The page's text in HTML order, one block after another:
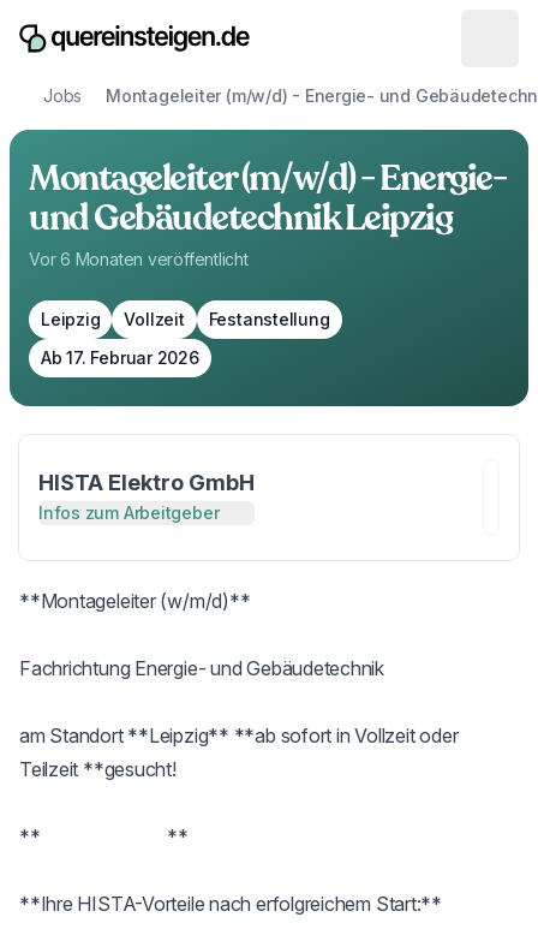
Jobs Montageleiter (m/w/d) - Energie- und
Montageleiter (m/w/d) - Energie-
und Gebäudetechnik Leipzig
Vor 6 Monaten veröffentlicht
Leipzig Vollzeit
Festanstellung
Ab 17. Februar 2026
HISTA Elektro GmbH
Infos zum Arbeitgeber
**Montageleiter (w/m/d)**
Fachrichtung Energie- und Gebäudetechnik
am Standort **Leipzig** **ab sofort in Vollzeit oder
Teilzeit **gesucht!
**                            **
**Ihre HISTA-Vorteile nach erfolgreichem Start:**